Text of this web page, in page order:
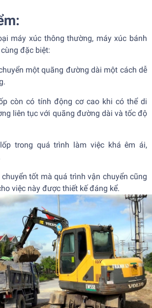
máy xúc thông thường, máy xúc bánh
đặc biệt:
một quãng đường dài một cách dễ
còn có tính động cơ cao khi có thể di
liên tục với quãng đường dài và tốc độ
trong quá trình làm việc khá êm ái,
tốt mà quá trình vận chuyển cũng
việc này được thiết kế đáng kể.